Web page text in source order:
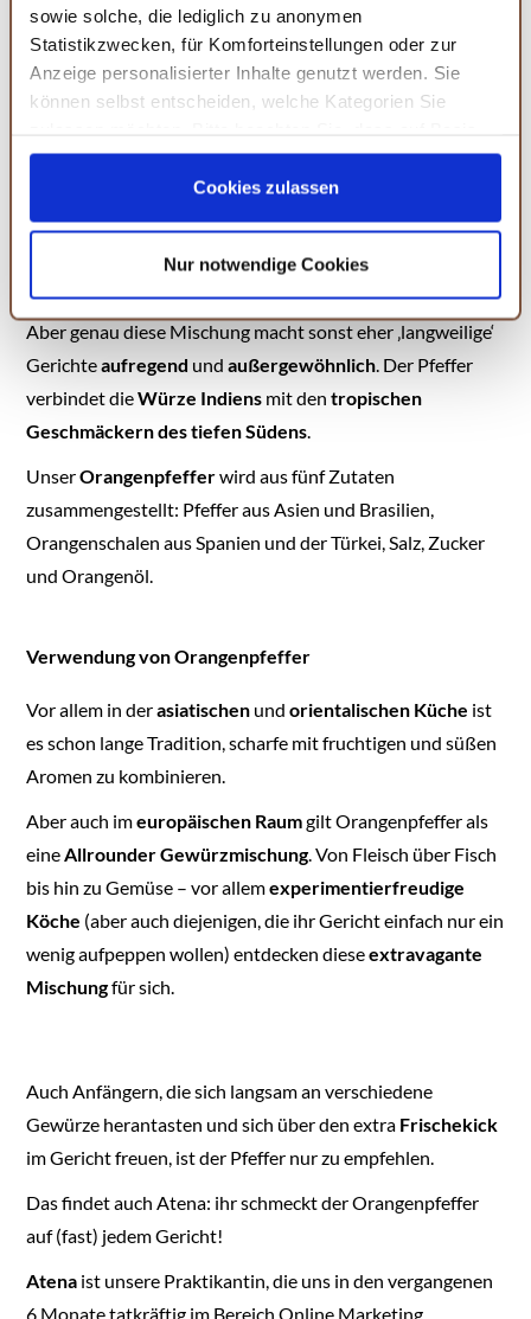
sowie solche, die lediglich zu anonymen
Statistikzwecken, für Komforteinstellungen oder zur
Anzeige personalisierter Inhalte genutzt werden. Sie
können selbst entscheiden, welche Kategorien Sie
Ihrer Einstellungen womöglich nicht mehr alle
Serviceleistungen auf der Seite zur Verfügung stehen.
Sie können Ihre Einwilligung selbstverständlich jederzeit
und diese abändern. Die Rechtmäßigkeit der aufgrund
der Einwilligung bis zum Widerruf erfolgten Verarbeitung
wird hiervon nicht berührt. Weitere Informationen finden
Sie in unseren
Datenschutzhinweisen.
Cookies zulassen
Nur notwendige Cookies
Orangenpfeffer – der perfekte Mix
von scharfen und fruchtigen Aromen
Orangen und Pfeffer? Eine ungewöhnliche Kombination!
Aber genau diese Mischung macht sonst eher ‚langweilige‘
Gerichteaufregend undaußergewöhnlich. Der Pfeffer
verbindet dieWürze Indiens mit den tropischen
Geschmäckern des tiefen Südens.
UnserOrangenpfefferwird aus fünf Zutaten
zusammengestellt: Pfeffer aus Asien und Brasilien,
Orangenschalen aus Spanien und der Türkei, Salz, Zucker
und Orangenöl.
Verwendung von Orangenpfeffer
Vor allem in derasiatischen undorientalischen Küche ist
es schon lange Tradition, scharfe mit fruchtigen und süßen
Aromen zu kombinieren.
Aber auch imeuropäischen Raumgilt Orangenpfeffer als
eine Allrounder Gewürzmischung. Von Fleisch über Fisch
bis hin zu Gemüse – vor allemexperimentierfreudige
Köche (aber auch diejenigen, die ihr Gericht einfach nur ein
wenig aufpeppen wollen) entdecken dieseextravagante
Mischungfür sich.
Auch Anfängern, die sich langsam an verschiedene
Gewürze herantasten und sich über den extra Frischekick
im Gericht freuen, ist der Pfeffer nur zu empfehlen.
Das findet auch Atena: ihr schmeckt der Orangenpfeffer
auf (fast) jedem Gericht!
Atena ist unsere Praktikantin, die uns in den vergangenen
6 Monate tatkräftig im Bereich Online Marketing